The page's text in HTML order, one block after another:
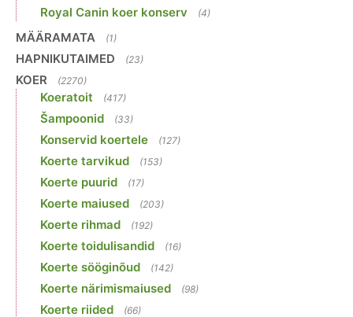
Royal Canin koer konserv (4)
MÄÄRAMATA (1)
HAPNIKUTAIMED (23)
KOER (2270)
Koeratoit (417)
Šampoonid (33)
Konservid koertele (127)
Koerte tarvikud (153)
Koerte puurid (17)
Koerte maiused (203)
Koerte rihmad (192)
Koerte toidulisandid (16)
Koerte sööginõud (142)
Koerte närimismaiused (98)
Koerte riided (66)